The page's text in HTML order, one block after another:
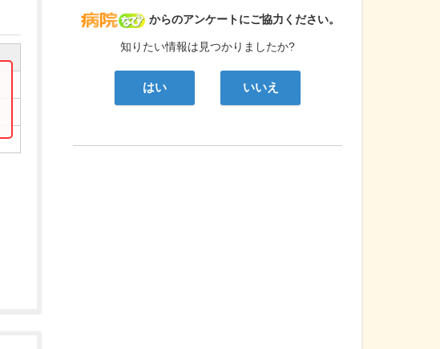
病院なび
からのアンケートにご協力ください。
知りたい情報は見つかりましたか?
はい いいえ